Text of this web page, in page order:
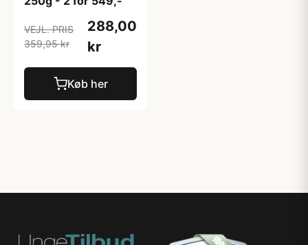
VEJL. PRIS
359,95 kr
288,00
kr
Køb her